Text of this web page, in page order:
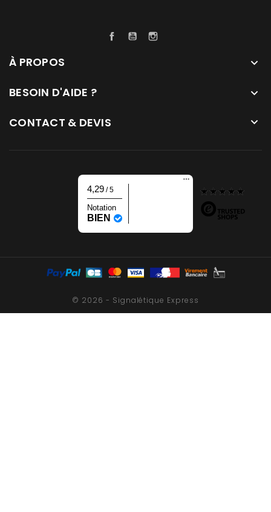
FacebookYouTube
À PROPOS 
BESOIN D'AIDE ? 
CONTACT & DEVIS 
4,29 / 5
Notation
BIEN
© 2026 - Signalétique Express